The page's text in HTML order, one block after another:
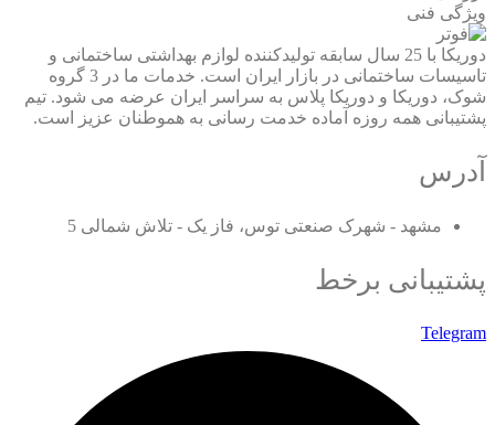
ویژگی فنی
دوریکا با 25 سال سابقه تولیدکننده لوازم بهداشتی ساختمانی و
تاسیسات ساختمانی در بازار ایران است. خدمات ما در 3 گروه
شوک، دوریکا و دوریکا پلاس به سراسر ایران عرضه می شود. تیم
پشتیبانی همه روزه آماده خدمت رسانی به هموطنان عزیز است.
آدرس
مشهد - شهرک صنعتی توس، فاز یک - تلاش شمالی 5
پشتیبانی برخط
Telegram